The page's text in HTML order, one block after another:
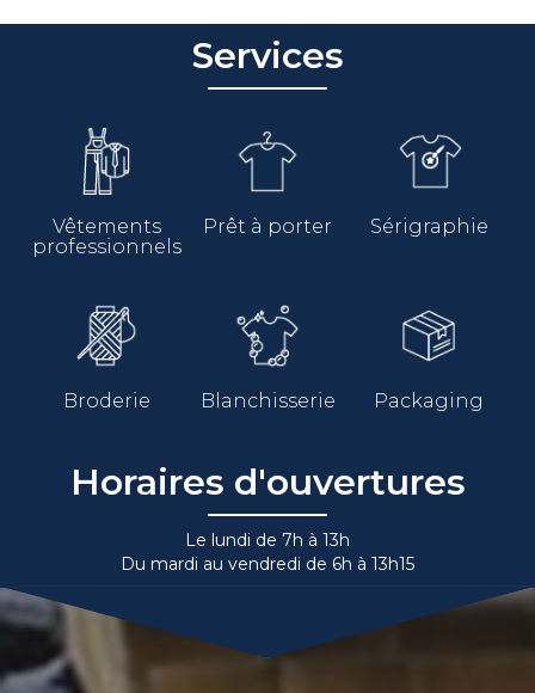
Services
Vêtements
professionnels
Prêt à porter Sérigraphie
Broderie Blanchisserie Packaging
Horaires d'ouvertures
Le lundi de 7h à 13h
Du mardi au vendredi de 6h à 13h15